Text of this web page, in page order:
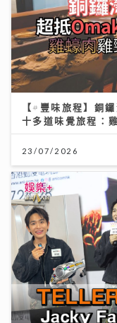
【#豐味旅程】銅
十多道味覺旅程：
23/07/2026